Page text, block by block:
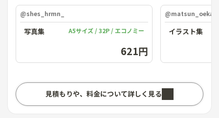
@shes_hrmn_
写真集 A5サイズ / 32P / エコノミー
621円
イラスト集
見積もりや、料金について詳しく見る